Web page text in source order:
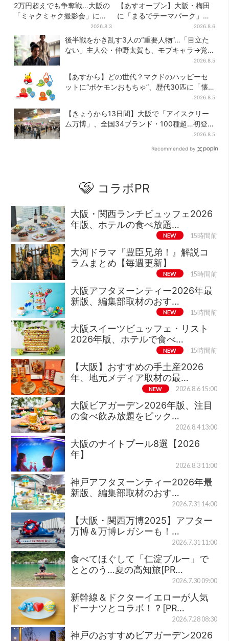
2万円超えでも争奪戦…大阪の
「ミャクミャク撮影会」に全
国からファン集結、参加者に
聞いた「それでも会いたい理
由」
2026.8.3
【あすオープン】大阪・梅田
に「まるでテーマパーク」な
巨大スポーツ店、461ブラン
ド集結！ 6フロアをまとめて
紹介
2026.8.6
後半戦をかき乱す3人の“重要人物”…「目立た
ない」主人公・仲野太賀も、モブキャラ→覚醒
2026.8.5
【あすから】どの世代？マクドのハッピーセ
ットに“ポケモンおもちゃ”、歴代30匹に「懐
2026.8.5
【きょうから13日間】大阪で「アイスクリー
ム万博」、全国34ブランド・100種超…初登場
2026.8.5
Recommended by
コラボPR
大阪・関西ランチビュッフェ2026
年版、ホテルの食べ放題…
NEW 15時間前
大河ドラマ『豊臣兄弟！』解説コ
ラムまとめ【毎週更新】
NEW 15時間前
大阪アフタヌーンティー2026年最
新版、編集部取材のおす…
NEW 15時間前
大阪スイーツビュッフェ・リスト
2026年版、ホテルで食べ…
NEW 15時間前
【大阪】おすすめの手土産2026
年、地元メディア取材の最…
NEW 2026.8.6 15:00
大阪ビアガーデン2026年版、注目
の食べ飲み放題をピック…
2026.8.4 13:00
大阪のナイトプール8選【2026
年】
2026.8.3 11:00
神戸アフタヌーンティー2026年最
新版、編集部取材のおす…
2026.7.31 14:00
【大阪・関西万博2025】アフター
万博＆万博レガシーも！…
2026.7.31 11:00
食べてほぐして「仁淀ブルー」で
ととのう…夏の高知旅[PR…
2026.7.30 09:00
新幹線＆ドクターイエローが人気
ドーナツとコラボ！？[PR…
2026.7.28 08:30
神戸のおすすめビアガーデン2026